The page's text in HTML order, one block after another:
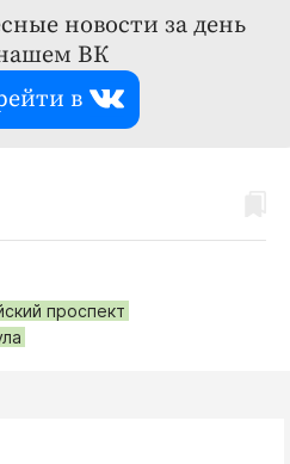
новости за день
ВК
в
проспект